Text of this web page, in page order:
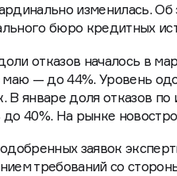
изменилась.
бюро кредитных
отказов началось в
маю — до 44%. Уровень
В январе доля отказов
до 40%. На рынке
одобренных заявок
требований со